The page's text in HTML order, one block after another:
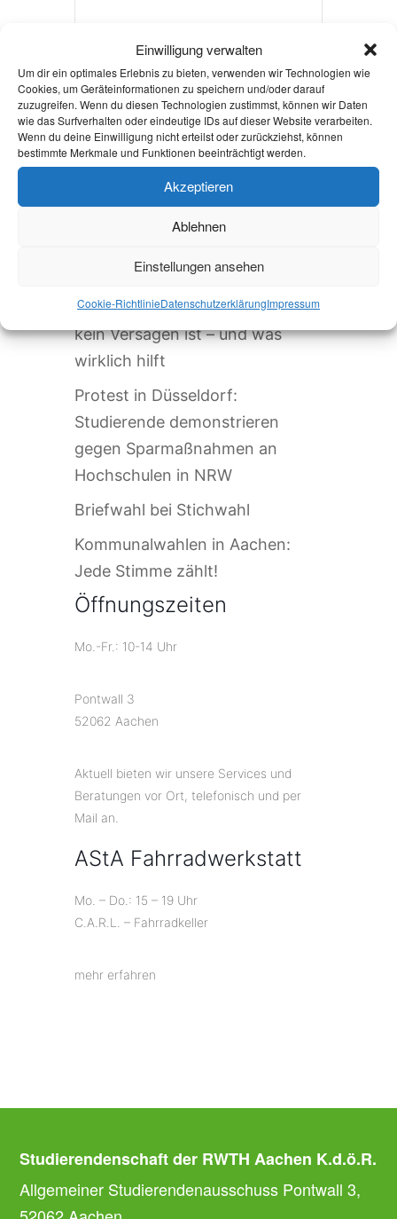
Einwilligung verwalten
Um dir ein optimales Erlebnis zu bieten, verwenden wir Technologien wie
Cookies, um Geräteinformationen zu speichern und/oder darauf
zuzugreifen. Wenn du diesen Technologien zustimmst, können wir Daten
wie das Surfverhalten oder eindeutige IDs auf dieser Website verarbeiten.
Wenn du deine Einwilligung nicht erteilst oder zurückziehst, können
bestimmte Merkmale und Funktionen beeinträchtigt werden.
Akzeptieren
Ablehnen
Einstellungen ansehen
Cookie-RichtlinieDatenschutzerklärungImpressum
Die Veranstaltung ist beendet.
Welcome Week und darüber
internationaler Studierender
Warum Einsamkeit im Studium
kein Versagen ist – und was
wirklich hilft
Protest in Düsseldorf:
Studierende demonstrieren
gegen Sparmaßnahmen an
Hochschulen in NRW
Briefwahl bei Stichwahl
Kommunalwahlen in Aachen:
Jede Stimme zählt!
Öffnungszeiten
Mo.-Fr.: 10-14 Uhr
Pontwall 3
52062 Aachen
Aktuell bieten wir unsere Services und
Beratungen vor Ort, telefonisch und per
Mail an.
AStA Fahrradwerkstatt
Mo. – Do.: 15 – 19 Uhr
C.A.R.L. – Fahrradkeller
mehr erfahren
Studierendenschaft der RWTH Aachen K.d.ö.R.
Allgemeiner Studierendenausschuss Pontwall 3,